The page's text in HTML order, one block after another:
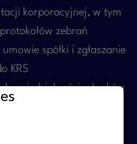
korporacyjnej, w tym
zebrań
spółki i zgłaszanie
KRS
członków
wspólników i walnych